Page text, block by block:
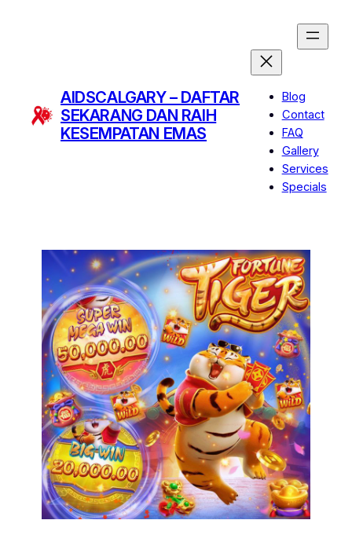
AIDSCALGARY – DAFTAR
SEKARANG DAN RAIH
KESEMPATAN EMAS
Blog
Contact
FAQ
Gallery
Services
Specials